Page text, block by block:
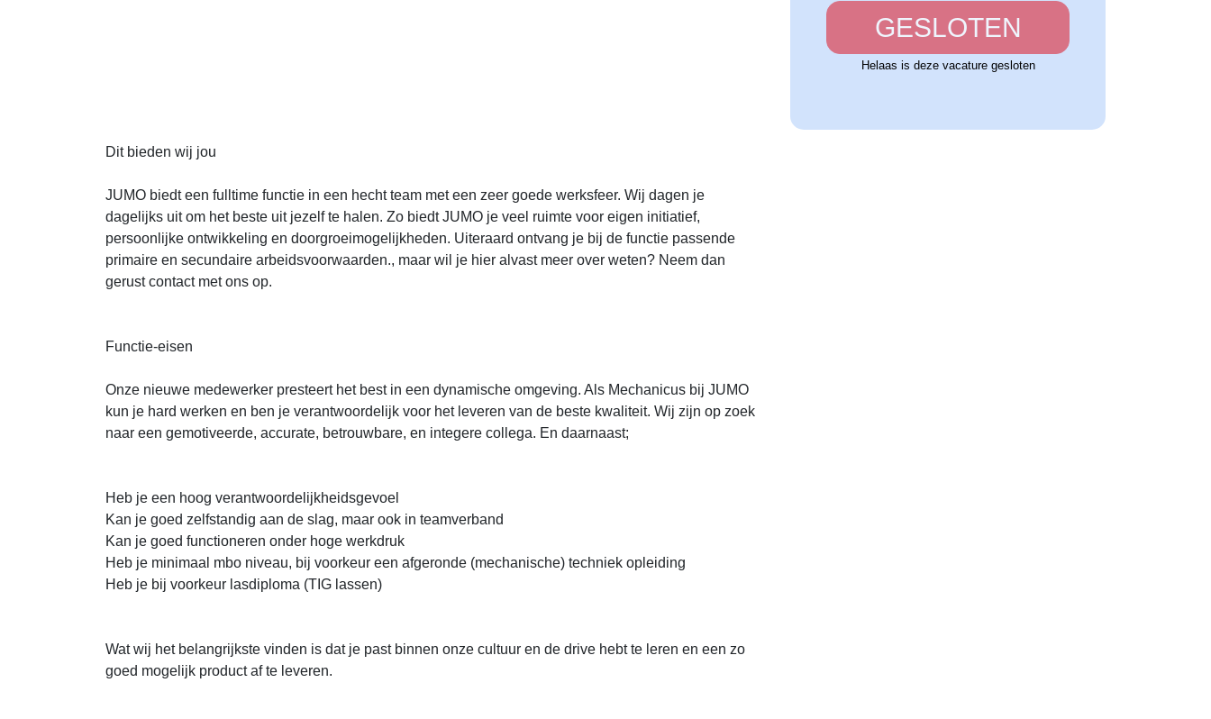
Dit bieden wij jou
JUMO biedt een fulltime functie in een hecht team met een zeer goede werksfeer. Wij dagen je
dagelijks uit om het beste uit jezelf te halen. Zo biedt JUMO je veel ruimte voor eigen initiatief,
persoonlijke ontwikkeling en doorgroeimogelijkheden. Uiteraard ontvang je bij de functie passende
primaire en secundaire arbeidsvoorwaarden., maar wil je hier alvast meer over weten? Neem dan
gerust contact met ons op.
Functie-eisen
Onze nieuwe medewerker presteert het best in een dynamische omgeving. Als Mechanicus bij JUMO
kun je hard werken en ben je verantwoordelijk voor het leveren van de beste kwaliteit. Wij zijn op zoek
naar een gemotiveerde, accurate, betrouwbare, en integere collega. En daarnaast;
Heb je een hoog verantwoordelijkheidsgevoel
Kan je goed zelfstandig aan de slag, maar ook in teamverband
Kan je goed functioneren onder hoge werkdruk
Heb je minimaal mbo niveau, bij voorkeur een afgeronde (mechanische) techniek opleiding
Heb je bij voorkeur lasdiploma (TIG lassen)
Wat wij het belangrijkste vinden is dat je past binnen onze cultuur en de drive hebt te leren en een zo
goed mogelijk product af te leveren.
GESLOTEN
Helaas is deze vacature gesloten